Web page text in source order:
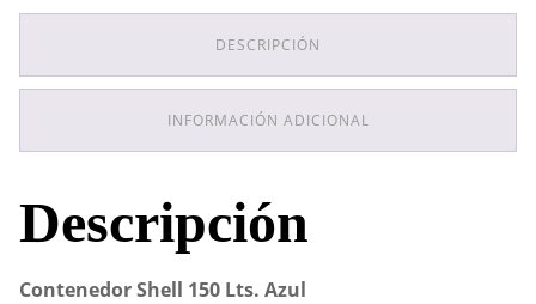
DESCRIPCIÓN
INFORMACIÓN ADICIONAL
Descripción
Contenedor Shell 150 Lts. Azul